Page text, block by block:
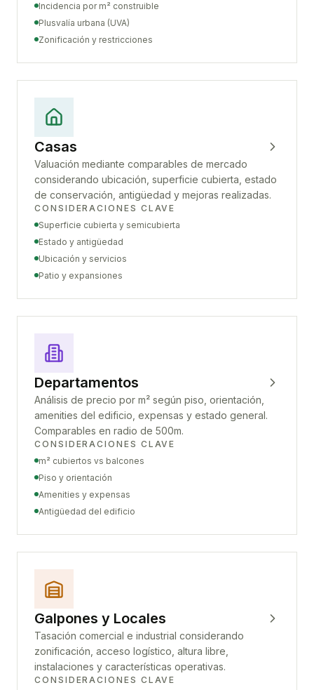
Incidencia por m² construible
Plusvalía urbana (UVA)
Zonificación y restricciones
Casas
Valuación mediante comparables de mercado
considerando ubicación, superficie cubierta, estado
de conservación, antigüedad y mejoras realizadas.
CONSIDERACIONES CLAVE
Superficie cubierta y semicubierta
Estado y antigüedad
Ubicación y servicios
Patio y expansiones
Departamentos
Análisis de precio por m² según piso, orientación,
amenities del edificio, expensas y estado general.
Comparables en radio de 500m.
CONSIDERACIONES CLAVE
m² cubiertos vs balcones
Piso y orientación
Amenities y expensas
Antigüedad del edificio
Galpones y Locales
Tasación comercial e industrial considerando
zonificación, acceso logístico, altura libre,
instalaciones y características operativas.
CONSIDERACIONES CLAVE